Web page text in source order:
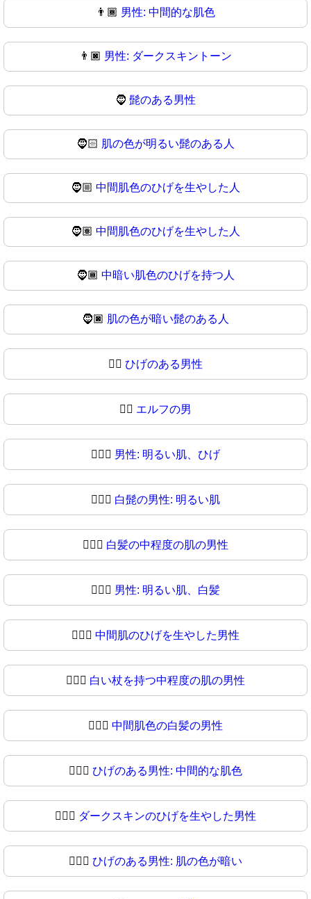
👨🏾 男性: 中間的な肌色
👨🏿 男性: ダークスキントーン
🧔 髭のある男性
🧔🏻 肌の色が明るい髭のある人
🧔🏼 中間肌色のひげを生やした人
🧔🏽 中間肌色のひげを生やした人
🧔🏾 中暗い肌色のひげを持つ人
🧔🏿 肌の色が暗い髭のある人
🧔‍♂️ ひげのある男性
🧔‍♂ エルフの男
🧔🏻‍♂️ 男性: 明るい肌、ひげ
🧔🏻‍♂ 白髭の男性: 明るい肌
🧔🏼‍♂️ 白髪の中程度の肌の男性
🧔🏼‍♂ 男性: 明るい肌、白髪
🧔🏽‍♂️ 中間肌のひげを生やした男性
🧔🏽‍♂ 白い杖を持つ中程度の肌の男性
🧔🏾‍♂️ 中間肌色の白髪の男性
🧔🏾‍♂ ひげのある男性: 中間的な肌色
🧔🏿‍♂️ ダークスキンのひげを生やした男性
🧔🏿‍♂ ひげのある男性: 肌の色が暗い